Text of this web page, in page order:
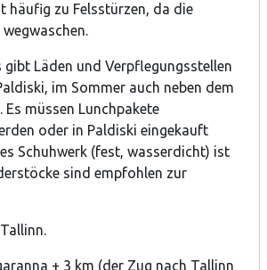
häufig zu Felsstürzen, da die
gibt Läden und Verpflegungsstellen
im Sommer auch neben dem
Es müssen Lunchpakete
oder in Paldiski eingekauft
Schuhwerk (fest, wasserdicht) ist
sind empfohlen zur
+ 3 km (der Zug nach Tallinn